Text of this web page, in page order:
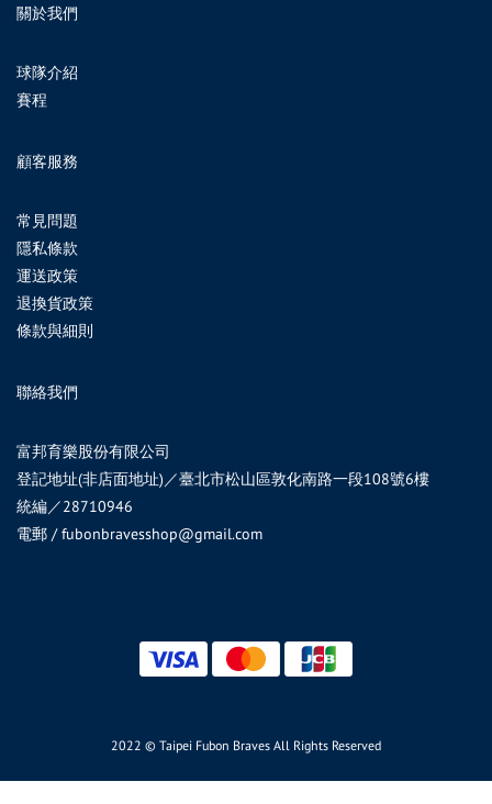
關於我們
球隊介紹
賽程
顧客服務
常見問題
隱私條款
運送政策
退換貨政策
條款與細則
聯絡我們
富邦育樂股份有限公司
登記地址(非店面地址)／臺北市松山區敦化南路一段108號6樓
統編／28710946
電郵 / fubonbravesshop@gmail.com
2022 © Taipei Fubon Braves All Rights Reserved